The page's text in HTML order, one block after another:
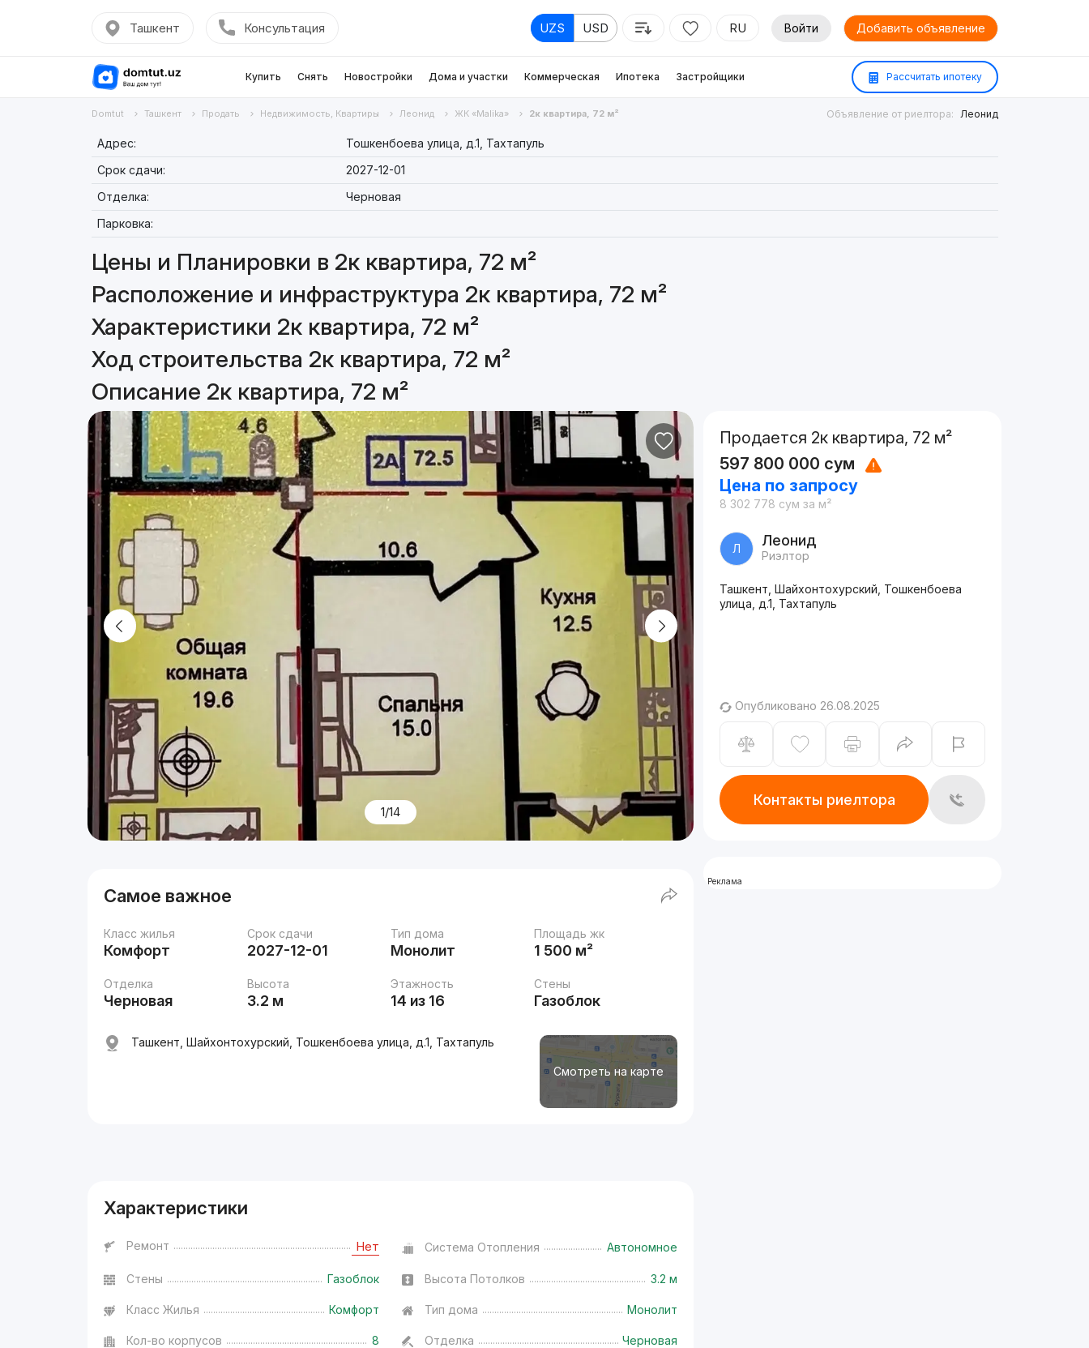
Ташкент Консультация UZS USD RU Войти Добавить объявление
Купить Снять Новостройки Дома и участки Коммерческая Ипотека Застройщики Рассчитать ипотеку
Domtut Ташкент Продать Недвижимость, Квартиры Леонид ЖК «Malika» 2к квартира, 72 м² Объявление от риелтора: Леонид
Адрес:
Тошкенбоева улица, д.1, Тахтапуль
Срок сдачи:
2027-12-01
Отделка:
Черновая
Парковка:
Цены и Планировки в 2к квартира, 72 м²
Расположение и инфраструктура 2к квартира, 72 м²
Характеристики 2к квартира, 72 м²
Ход строительства 2к квартира, 72 м²
Описание 2к квартира, 72 м²
1/14
Самое важное
Класс жилья
Комфорт
Срок сдачи
2027-12-01
Тип дома
Монолит
Площадь жк
1 500 м²
Отделка
Черновая
Высота
3.2 м
Этажность
14 из 16
Стены
Газоблок
Смотреть на карте
Ташкент, Шайхонтохурский, Тошкенбоева улица, д.1, Тахтапуль
Характеристики
Ремонт Нет Система Отопления Автономное
Стены Газоблок Высота Потолков 3.2 м
Класс Жилья Комфорт Тип дома Монолит
Кол-во корпусов 8 Отделка Черновая
Продается 2к квартира, 72 м²
597 800 000 сум
Цена по запросу
8 302 778 сум за м²
Л Леонид
Риэлтор
Ташкент, Шайхонтохурский, Тошкенбоева
улица, д.1, Тахтапуль
Опубликовано 26.08.2025
Контакты риелтора
Реклама